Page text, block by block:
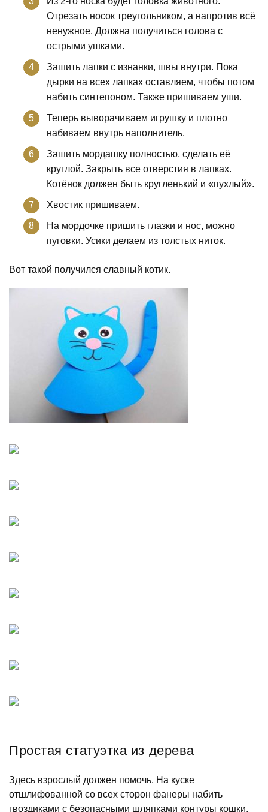
Отрезать носок треугольником, а напротив всё
ненужное. Должна получиться голова с
острыми ушками.
Зашить лапки с изнанки, швы внутри. Пока
дырки на всех лапках оставляем, чтобы потом
набить синтепоном. Также пришиваем уши.
Теперь выворачиваем игрушку и плотно
набиваем внутрь наполнитель.
Зашить мордашку полностью, сделать её
круглой. Закрыть все отверстия в лапках.
Котёнок должен быть кругленький и «пухлый».
Хвостик пришиваем.
На мордочке пришить глазки и нос, можно
пуговки. Усики делаем из толстых ниток.
Вот такой получился славный котик.
Простая статуэтка из дерева
Здесь взрослый должен помочь. На куске
отшлифованной со всех сторон фанеры набить
гвоздиками с безопасными шляпками контуры кошки.